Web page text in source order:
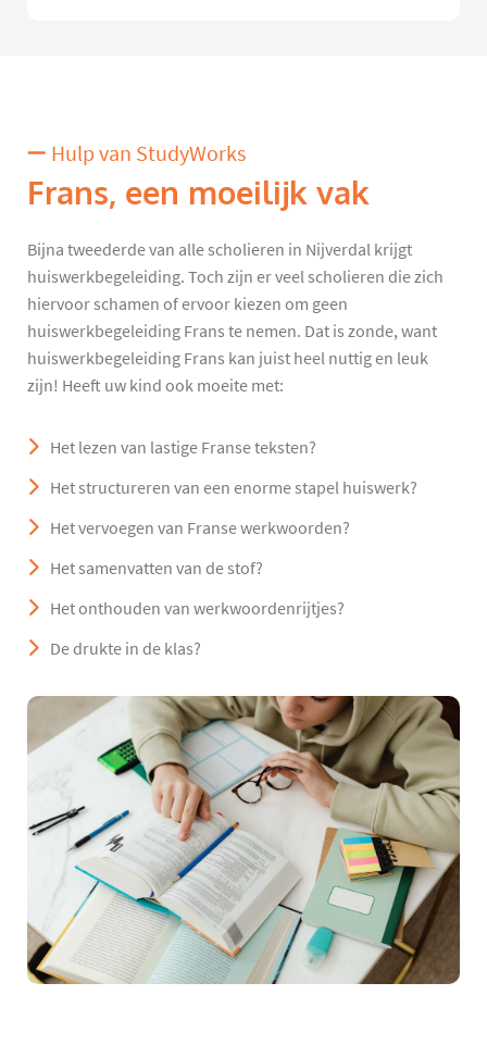
Hulp van StudyWorks
Frans, een moeilijk vak
Bijna tweederde van alle scholieren in Nijverdal krijgt
huiswerkbegeleiding. Toch zijn er veel scholieren die zich
hiervoor schamen of ervoor kiezen om geen
huiswerkbegeleiding Frans te nemen. Dat is zonde, want
huiswerkbegeleiding Frans kan juist heel nuttig en leuk
zijn! Heeft uw kind ook moeite met:
Het lezen van lastige Franse teksten?
Het structureren van een enorme stapel huiswerk?
Het vervoegen van Franse werkwoorden?
Het samenvatten van de stof?
Het onthouden van werkwoordenrijtjes?
De drukte in de klas?